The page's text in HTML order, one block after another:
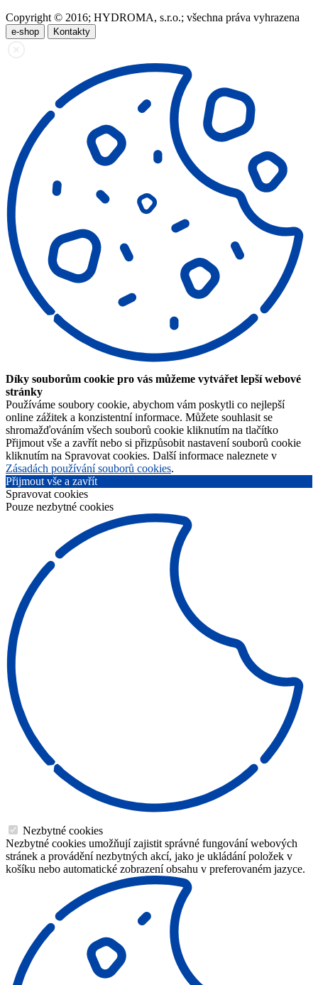
Copyright © 2016; HYDROMA, s.r.o.; všechna práva vyhrazena
e-shop Kontakty
Díky souborům cookie pro vás můžeme vytvářet lepší webové
stránky
Používáme soubory cookie, abychom vám poskytli co nejlepší
online zážitek a konzistentní informace. Můžete souhlasit se
shromažďováním všech souborů cookie kliknutím na tlačítko
Přijmout vše a zavřít nebo si přizpůsobit nastavení souborů cookie
kliknutím na Spravovat cookies. Další informace naleznete v
Zásadách používání souborů cookies.
Přijmout vše a zavřít
Spravovat cookies
Pouze nezbytné cookies
Nezbytné cookies
Nezbytné cookies umožňují zajistit správné fungování webových
stránek a provádění nezbytných akcí, jako je ukládání položek v
košíku nebo automatické zobrazení obsahu v preferovaném jazyce.